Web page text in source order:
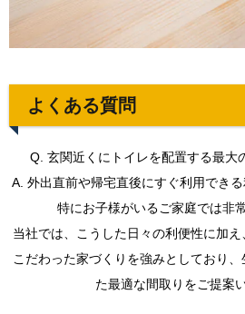
よくある質問
Q. 玄関近くにトイレを配置する最大
A. 外出直前や帰宅直後にすぐ利用できる
特にお子様がいるご家庭では非
当社では、こうした日々の利便性に加
こだわった家づくりを強みとしており
た最適な間取りをご提案